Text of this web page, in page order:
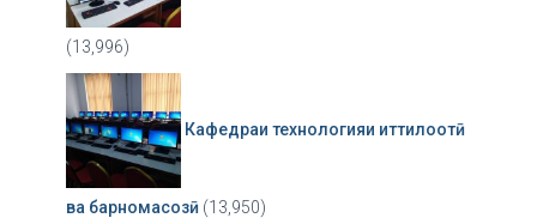
(13,996)
Кафедраи технологияи иттилоотӣ
ва барномасозӣ (13,950)